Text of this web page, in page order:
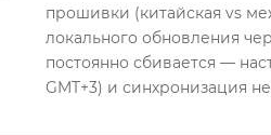
прошивки (китайская vs
локального обновления
постоянно сбивается —
GMT+3) и синхронизация